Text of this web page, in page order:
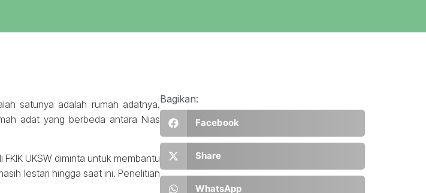
satunya adalah rumah adatnya.
adat yang berbeda antara Nias
UKSW diminta untuk membantu
lestari hingga saat ini. Penelitian
Bagikan:
Facebook
Share
WhatsApp